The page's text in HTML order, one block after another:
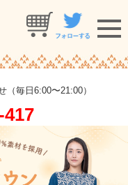
毎日6:00〜21:00）
417